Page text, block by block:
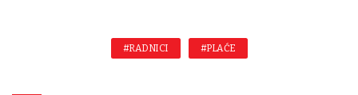
#RADNICI #PLAĆE